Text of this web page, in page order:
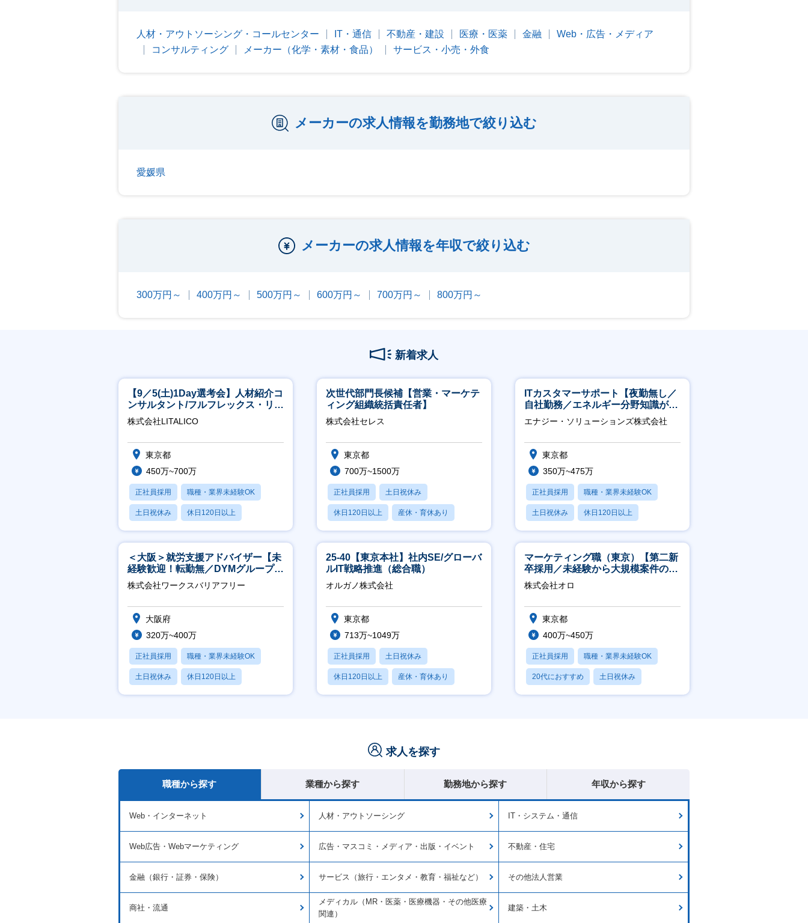
人材・アウトソーシング・コールセンター IT・通信 不動産・建設 医療・医薬 金融
Web・広告・メディア
コンサルティング
メーカー（化学・素材・食品） サービス・小売・外食
メーカーの求人情報を勤務地で絞り込む
愛媛県
メーカーの求人情報を年収で絞り込む
300万円～ 400万円～ 500万円～ 600万円～ 700万円～ 800万円～
新着求人
【9／5(土)1Day選考会】人材紹介コ
ンサルタント/フルフレックス・リモ
ート/育休最長6年取得可
株式会社LITALICO
東京都
450万~700万
正社員採用 職種・業界未経験OK
土日祝休み 休日120日以上
産休・育休あり
次世代部門長候補【営業・マーケテ
ィング組織統括責任者】
株式会社セレス
東京都
700万~1500万
正社員採用 土日祝休み
休日120日以上 産休・育休あり
賞与あり
ITカスタマーサポート【夜勤無し／
自社勤務／エネルギー分野知識が身
につきます】
エナジー・ソリューションズ株式会社
東京都
350万~475万
正社員採用 職種・業界未経験OK
土日祝休み 休日120日以上
産休・育休あり
＜大阪＞就労支援アドバイザー【未
経験歓迎！転勤無／DYMグループ／
ホスピタリティ高い方歓迎／土日
祝】
株式会社ワークスバリアフリー
大阪府
320万~400万
正社員採用 職種・業界未経験OK
土日祝休み 休日120日以上
産休・育休あり
25-40【東京本社】社内SE/グローバ
ルIT戦略推進（総合職）
オルガノ株式会社
東京都
713万~1049万
正社員採用 土日祝休み
休日120日以上 産休・育休あり
月残業20時間以内
マーケティング職（東京）【第二新
卒採用／未経験から大規模案件のマ
ーケティングが経験できる／研修充
実】
株式会社オロ
東京都
400万~450万
正社員採用 職種・業界未経験OK
20代におすすめ 土日祝休み
休日120日以上
求人を探す
職種から探す 業種から探す 勤務地から探す 年収から探す
Web・インターネット 人材・アウトソーシング IT・システム・通信
Web広告・Webマーケティング 広告・マスコミ・メディア・出版・イベント 不動産・住宅
金融（銀行・証券・保険） サービス（旅行・エンタメ・教育・福祉など） その他法人営業
商社・流通
メディカル（MR・医薬・医療機器・その他医療
関連）
建築・土木